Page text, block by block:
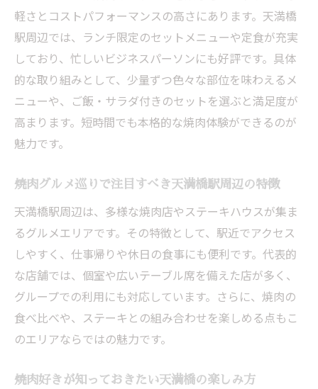
術
天満橋駅で人気の焼肉店を見つけるコツを
紹介
焼肉とステーキどちらも楽しめる店の選び
方
天満橋駅の焼肉ランチ事情とおすすめの探
天満橋で焼肉ランチを楽しむためのおすす
めポイント
焼肉とステーキで満足できるランチタイム
の選び方
コスパ抜群の焼肉ランチを天満橋で味わう
コツ
天満橋駅周辺で焼肉とステーキランチを比
焼肉好きが天満橋で選ぶべきランチメニュ
軽さとコストパフォーマンスの高さにあります。天満橋
駅周辺では、ランチ限定のセットメニューや定食が充実
しており、忙しいビジネスパーソンにも好評です。具体
的な取り組みとして、少量ずつ色々な部位を味わえるメ
ニューや、ご飯・サラダ付きのセットを選ぶと満足度が
高まります。短時間でも本格的な焼肉体験ができるのが
魅力です。
焼肉グルメ巡りで注目すべき天満橋駅周辺の特徴
天満橋駅周辺は、多様な焼肉店やステーキハウスが集ま
るグルメエリアです。その特徴として、駅近でアクセス
しやすく、仕事帰りや休日の食事にも便利です。代表的
な店舗では、個室や広いテーブル席を備えた店が多く、
グループでの利用にも対応しています。さらに、焼肉の
食べ比べや、ステーキとの組み合わせを楽しめる点もこ
のエリアならではの魅力です。
焼肉好きが知っておきたい天満橋の楽しみ方